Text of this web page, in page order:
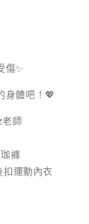
傷✨
身體吧！💖
師
褲
運動內衣